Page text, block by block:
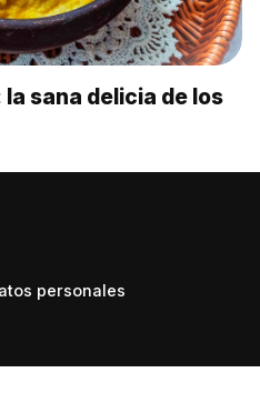
sana delicia de los
personales